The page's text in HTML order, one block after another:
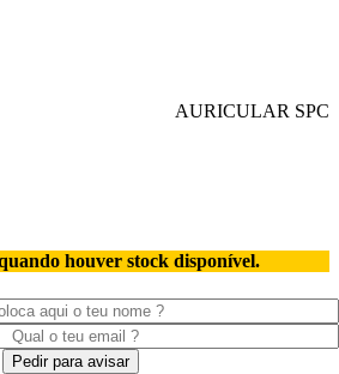
AURICULAR SPC
houver stock disponível.